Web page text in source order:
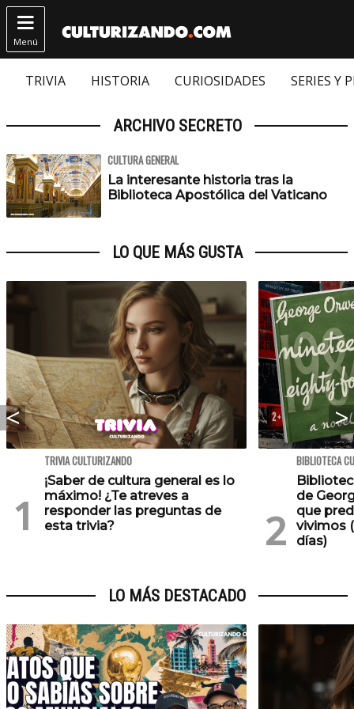

Menú
TRIVIA HISTORIA CURIOSIDADES SERIES Y
ARCHIVO SECRETO
CULTURA GENERAL
La interesante historia tras la
Biblioteca Apostólica del Vaticano
LO QUE MÁS GUSTA
TRIVIA CULTURIZANDO
¡Saber de cultura general es lo
máximo! ¿Te atreves a
responder las preguntas de
esta trivia?
BIBLIOTECA
de
que
vivimos
días)
LO MÁS DESTACADO